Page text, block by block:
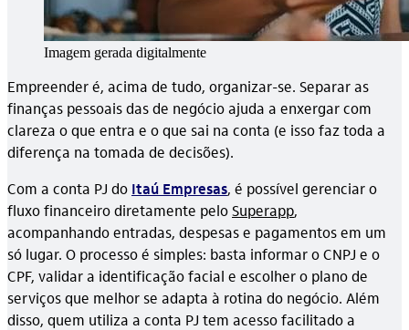
Imagem gerada digitalmente
Empreender é, acima de tudo, organizar-se. Separar as
finanças pessoais das de negócio ajuda a enxergar com
clareza o que entra e o que sai na conta (e isso faz toda a
diferença na tomada de decisões).
Com a conta PJ do Itaú Empresas, é possível gerenciar o
fluxo financeiro diretamente peloSuperapp,
acompanhando entradas, despesas e pagamentos em um
só lugar. O processo é simples: basta informar o CNPJ e o
CPF, validar a identificação facial e escolher o plano de
serviços que melhor se adapta à rotina do negócio. Além
disso, quem utiliza a conta PJ tem acesso facilitado a